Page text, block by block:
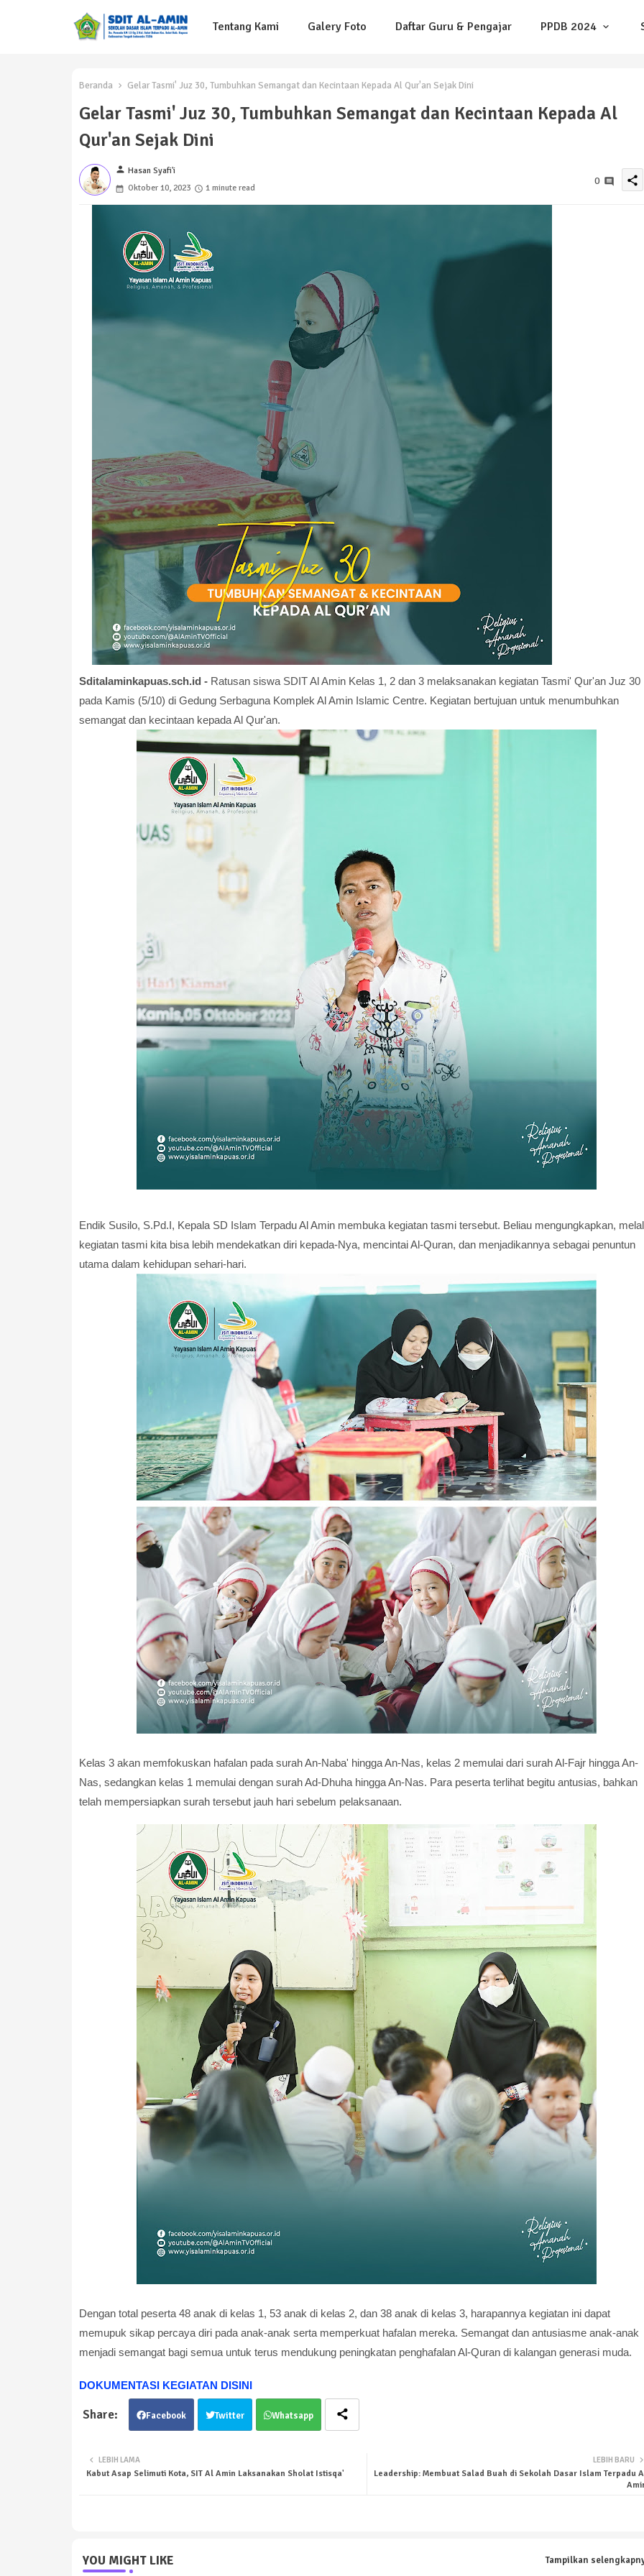
Tentang Kami Galery Foto Daftar Guru & Pengajar PPDB 2024
Beranda Gelar Tasmi' Juz 30, Tumbuhkan Semangat dan Kecintaan Kepada Al Qur'an Sejak Dini
Gelar Tasmi' Juz 30, Tumbuhkan Semangat dan Kecintaan Kepada Al
Qur'an Sejak Dini
person Hasan Syafi'i
Oktober 10, 2023
1 minute read
0 share
Sditalaminkapuas.sch.id - Ratusan siswa SDIT Al Amin Kelas 1, 2 dan 3 melaksanakan kegiatan Tasmi' Qur'an Juz 30
pada Kamis (5/10) di Gedung Serbaguna Komplek Al Amin Islamic Centre. Kegiatan bertujuan untuk menumbuhkan
semangat dan kecintaan kepada Al Qur'an.
Endik Susilo, S.Pd.I, Kepala SD Islam Terpadu Al Amin membuka kegiatan tasmi tersebut. Beliau mengungkapkan,
kegiatan tasmi kita bisa lebih mendekatkan diri kepada-Nya, mencintai Al-Quran, dan menjadikannya sebagai penuntun
utama dalam kehidupan sehari-hari.
Kelas 3 akan memfokuskan hafalan pada surah An-Naba' hingga An-Nas, kelas 2 memulai dari surah Al-Fajr hingga An-
Nas, sedangkan kelas 1 memulai dengan surah Ad-Dhuha hingga An-Nas. Para peserta terlihat begitu antusias, bahkan
telah mempersiapkan surah tersebut jauh hari sebelum pelaksanaan.
Dengan total peserta 48 anak di kelas 1, 53 anak di kelas 2, dan 38 anak di kelas 3, harapannya kegiatan ini dapat
memupuk sikap percaya diri pada anak-anak serta memperkuat hafalan mereka. Semangat dan antusiasme anak-anak
menjadi semangat bagi semua untuk terus mendukung peningkatan penghafalan Al-Quran di kalangan generasi muda.
DOKUMENTASI KEGIATAN DISINI
Facebook Twitter Whatsapp
LEBIH BARU
Leadership: Membuat Salad Buah di Sekolah Dasar Islam Terpadu
LEBIH LAMA
Kabut Asap Selimuti Kota, SIT Al Amin Laksanakan Sholat Istisqa'
YOU MIGHT LIKE Tampilkan